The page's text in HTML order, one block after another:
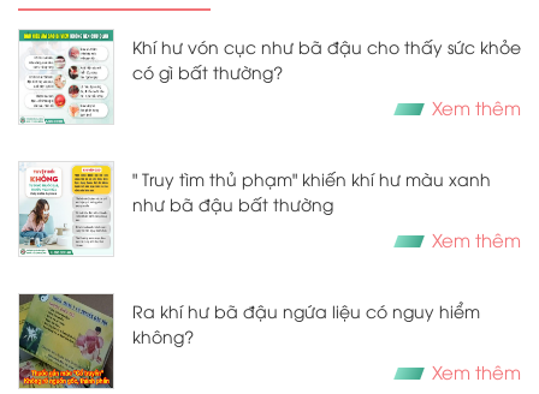
Khí hư vón cục như bã đậu cho thấy sức khỏe
có gì bất thường?
Xem thêm
" Truy tìm thủ phạm" khiến khí hư màu xanh
như bã đậu bất thường
Xem thêm
Ra khí hư bã đậu ngứa liệu có nguy hiểm
không?
Xem thêm